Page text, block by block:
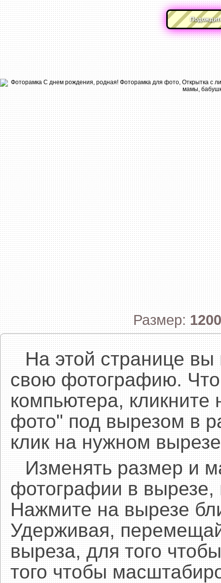
Размер:1200
На этой странице вы
свою фотографию.
компьютера, кликните
фото" под вырезом в
клик на нужном
Изменять размер и
фотографии в
Нажмите на вырезе
Удерживая,
выреза, для того
того чтобы